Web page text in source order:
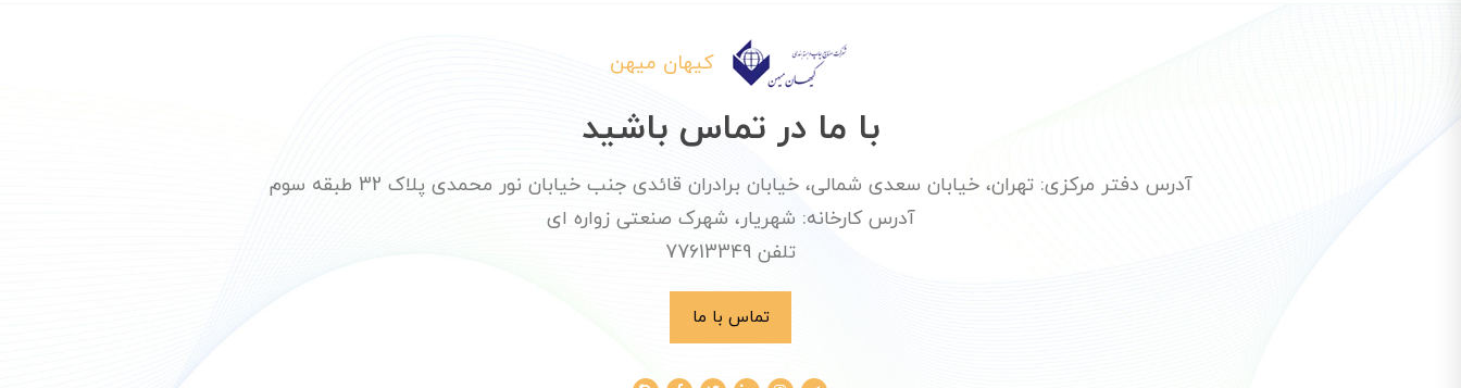
کیهان میهن
با ما در تماس باشید
آدرس دفتر مرکزی: تهران، خیابان سعدی شمالی، خیابان برادران قائدی جنب خیابان نور محمدی پلاک 32 طبقه سوم
آدرس کارخانه: شهریار، شهرک صنعتی زواره ای
تلفن 77613349
تماس با ما